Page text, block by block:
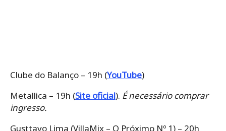
Clube do Balanço – 19h (YouTube)
Metallica – 19h (Site oficial). É necessário comprar
ingresso.
Gusttavo Lima (VillaMix – O Próximo Nº 1) – 20h